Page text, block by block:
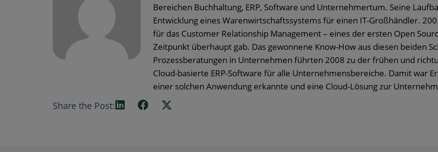
Bereichen Buchhaltung, ERP, Software und Unternehmertum. Seine
Entwicklung eines Warenwirtschaftssystems für einen IT-Großhändler.
für das Customer Relationship Management – eines der ersten Open
Zeitpunkt überhaupt gab. Das gewonnene Know-How aus diesen beiden
Prozessberatungen in Unternehmen führten 2008 zu der frühen und
Cloud-basierte ERP-Software für alle Unternehmensbereiche. Damit war
einer solchen Anwendung erkannte und eine Cloud-Lösung zur
Share the Post: